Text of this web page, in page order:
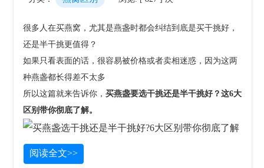
很多人在买燕窝，尤其是燕盏时都会纠结到底是买干挑好，
还是半干挑更值得？
如果只看表面的话，很容易被价格或者卖相迷惑，因为这两
种燕盏都长得差不太多
所以这篇就来告诉你，买燕盏要选干挑还是半干挑好？这6大
区别带你彻底了解。
阅读全文>>